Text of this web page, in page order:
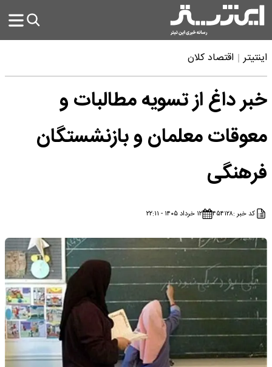
اینتیتر اقتصاد کلان
خبر داغ از تسویه مطالبات و
معوقات معلمان و بازنشستگان
فرهنگی
کد خبر :۴۵۴۱۲۸ ۱۲ خرداد ۱۴۰۵ - ۲۲:۱۱